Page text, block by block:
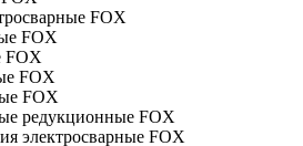
FOX
FOX
FOX
FOX
FOX
редукционные FOX
электросварные FOX